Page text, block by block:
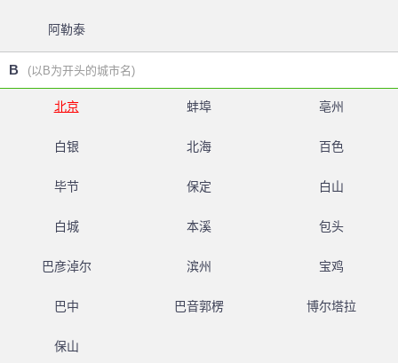
阿勒泰
B (以B为开头的城市名)
北京 蚌埠 亳州
白银 北海 百色
毕节 保定 白山
白城 本溪 包头
巴彦淖尔 滨州 宝鸡
巴中 巴音郭楞 博尔塔拉
保山